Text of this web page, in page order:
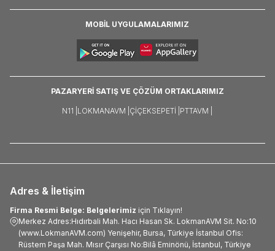
MOBİL UYGULAMALARIMIZ
PAZARYERİ SATIŞ VE ÇÖZÜM ORTAKLARIMIZ
N11 | LOKMANAVM | ÇIÇEKSEPETI | PTTAVM |
Adres & İletişim
Firma Resmi Belge: Belgelerimiz için Tıklayın!
Merkez Adres:Hıdırbali Mah. Hacı Hasan Sk. LokmanAVM Sit. No:10
(www.LokmanAVM.com) Yenişehir, Bursa, Türkiye İstanbul Ofis:
Rüstem Paşa Mah. Mısır Çarşısı No:Bilâ Eminönü, İstanbul, Türkiye